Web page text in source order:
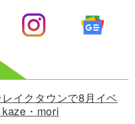
レイクタウンで8月イベ
・mori